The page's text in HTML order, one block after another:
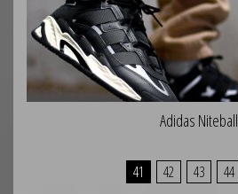
Adidas Niteball
41 42 43 44